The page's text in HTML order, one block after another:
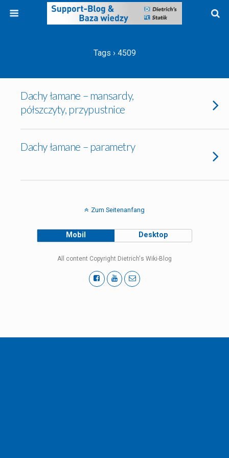
Tags › 4509
Dachy łamane – mansardy,
półszczyty, przypustnice
Dachy łamane – parametry
Zum Seitenanfang
Mobil Desktop
All content Copyright Dietrich's Wiki-Blog